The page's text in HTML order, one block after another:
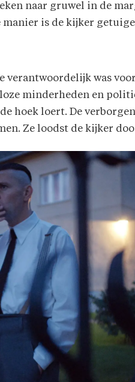
naar gruwel in de
is de kijker
was
minderheden en
hoek loert. De
Ze loodst de kijker